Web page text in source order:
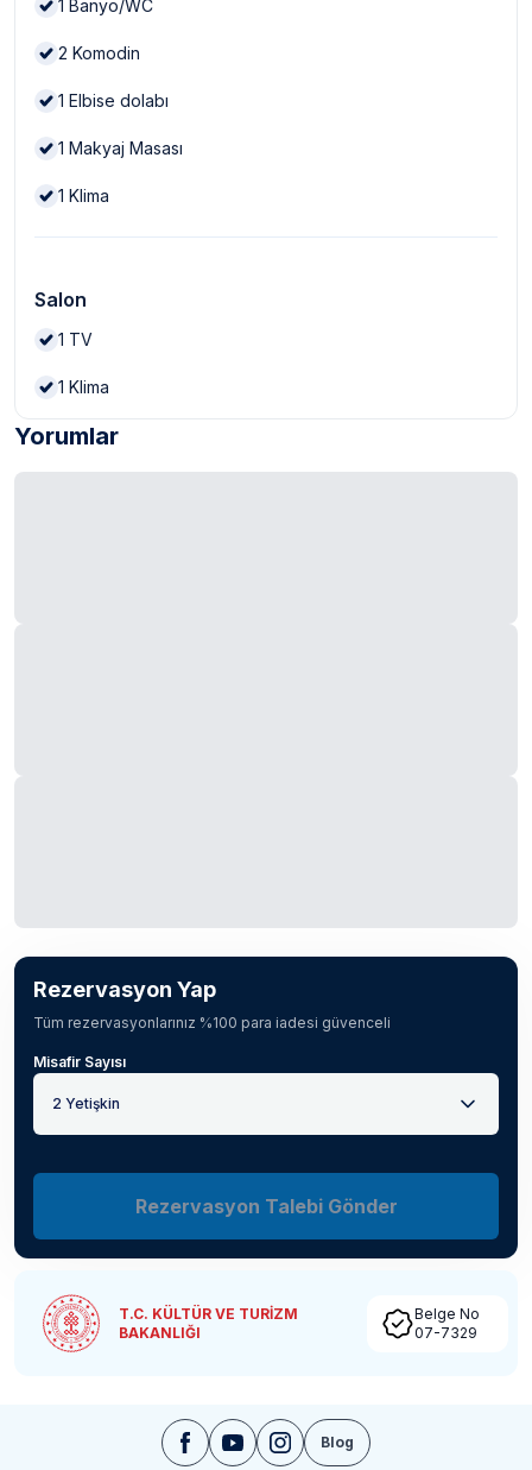
1 Banyo/WC
2 Komodin
1 Elbise dolabı
1 Makyaj Masası
1 Klima
Salon
1 TV
1 Klima
Yorumlar
Rezervasyon Yap
Tüm rezervasyonlarınız %100 para iadesi güvenceli
Misafir Sayısı
2 Yetişkin
Rezervasyon Talebi Gönder
T.C. KÜLTÜR VE TURİZM
BAKANLIĞI
Belge No
07-7329
Blog